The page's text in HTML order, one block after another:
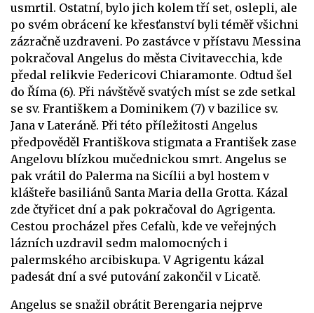
usmrtil. Ostatní, bylo jich kolem tří set, oslepli, ale
po svém obrácení ke křesťanství byli téměř všichni
zázračně uzdraveni. Po zastávce v přístavu Messina
pokračoval Angelus do města Civitavecchia, kde
předal relikvie Federicovi Chiaramonte. Odtud šel
do Říma (6). Při návštěvě svatých míst se zde setkal
se sv. Františkem a Dominikem (7) v bazilice sv.
Jana v Lateráně. Při této příležitosti Angelus
předpověděl Františkova stigmata a František zase
Angelovu blízkou mučednickou smrt. Angelus se
pak vrátil do Palerma na Sicílii a byl hostem v
klášteře basiliánů Santa Maria della Grotta. Kázal
zde čtyřicet dní a pak pokračoval do Agrigenta.
Cestou procházel přes Cefalù, kde ve veřejných
lázních uzdravil sedm malomocných i
palermského arcibiskupa. V Agrigentu kázal
padesát dní a své putování zakončil v Licatě.
Angelus se snažil obrátit Berengaria nejprve